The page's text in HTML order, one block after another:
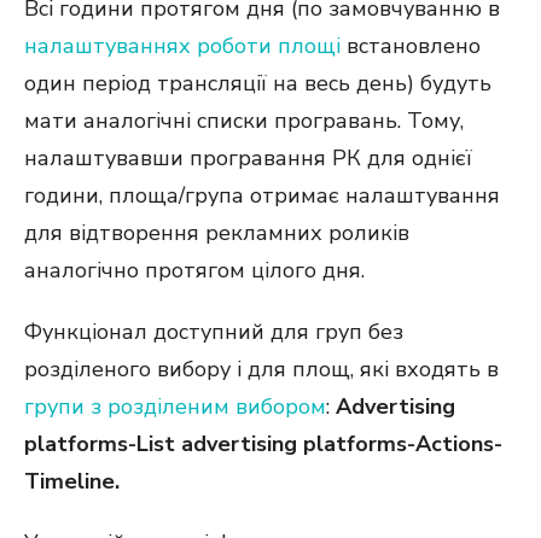
Всі години протягом дня (по замовчуванню в
налаштуваннях роботи площі встановлено
один період трансляції на весь день) будуть
мати аналогічні списки програвань. Тому,
налаштувавши програвання РК для однієї
години, площа/група отримає налаштування
для відтворення рекламних роликів
аналогічно протягом цілого дня.
Функціонал доступний для груп без
розділеного вибору і для площ, які входять в
групи з розділеним вибором: Advertising
platforms-List advertising platforms-Actions-
Timeline.